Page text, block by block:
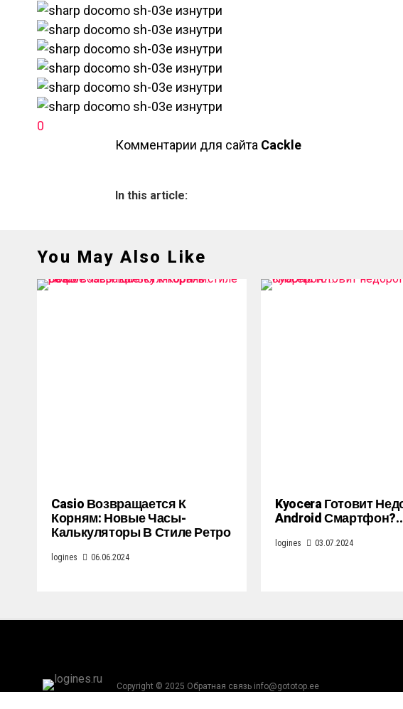
0
Комментарии для сайта Cackl e
In this article:
You May Also Like
Casio Возвращается К
Корням: Новые Часы-
Калькуляторы В Стиле Ретро
logines 06.06.2024
Kyocera Готовит
Android Смартфон?..
logines 03.07.2024
Copyright © 2025 Обратная связь info@gototop.ee